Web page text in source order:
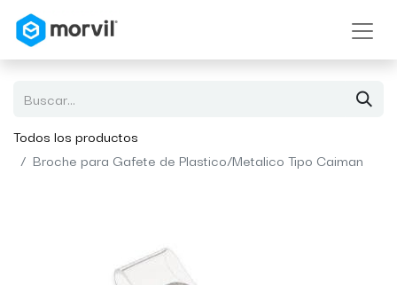
Todos los productos
Broche para Gafete de Plastico/Metalico Tipo Caiman